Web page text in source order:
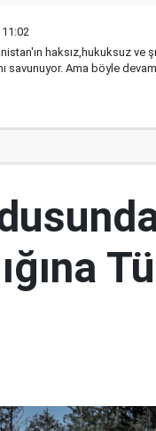
haksız,hukuksuz
savunuyor. Ama böyle